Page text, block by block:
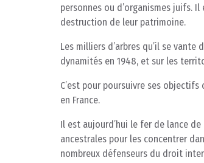
personnes ou d’organismes juifs.
destruction de leur patrimoine.
Les milliers d’arbres qu’il se
dynamités en 1948, et sur les
C’est pour poursuivre ses
en France.
Il est aujourd’hui le fer de lance
ancestrales pour les concentrer
nombreux défenseurs du droit